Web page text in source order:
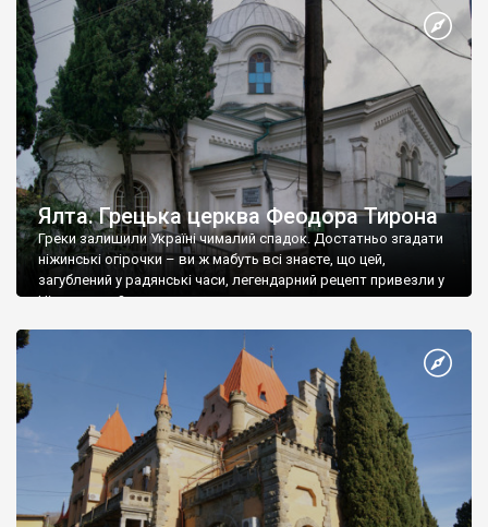
Ялта. Грецька церква Феодора Тирона
Греки залишили Україні чималий спадок. Достатньо згадати
ніжинські огірочки – ви ж мабуть всі знаєте, що цей,
загублений у радянські часи, легендарний рецепт привезли у
Ніжин греки?